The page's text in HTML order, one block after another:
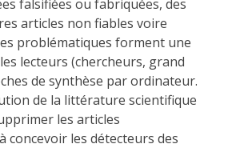
falsifiées ou fabriquées, des
articles non fiables voire
problématiques forment une
lecteurs (chercheurs, grand
de synthèse par ordinateur.
de la littérature scientifique
les articles
concevoir les détecteurs des